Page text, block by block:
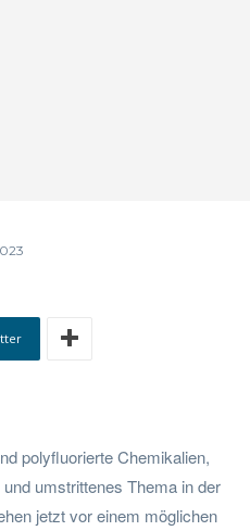
polyfluorierte Chemikalien,
umstrittenes Thema in der
jetzt vor einem möglichen